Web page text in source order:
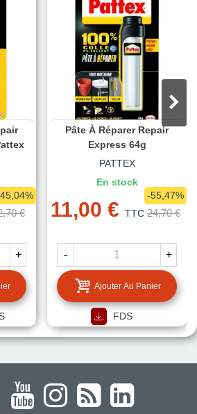
€
+
Pâte À Réparer Repair
Express 64g
PATTEX
En stock
11,00 € TTC 24,70 €
-55,47%
- +
Ajouter Au Panier
FDS